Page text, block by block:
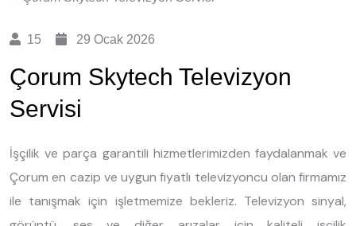
15 29 Ocak 2026
Çorum Skytech Televizyon
Servisi
İşçilik ve parça garantili hizmetlerimizden faydalanmak ve
Çorum en cazip ve uygun fiyatlı televizyoncu olan firmamız
ile tanışmak için işletmemize bekleriz. Televizyon sinyal,